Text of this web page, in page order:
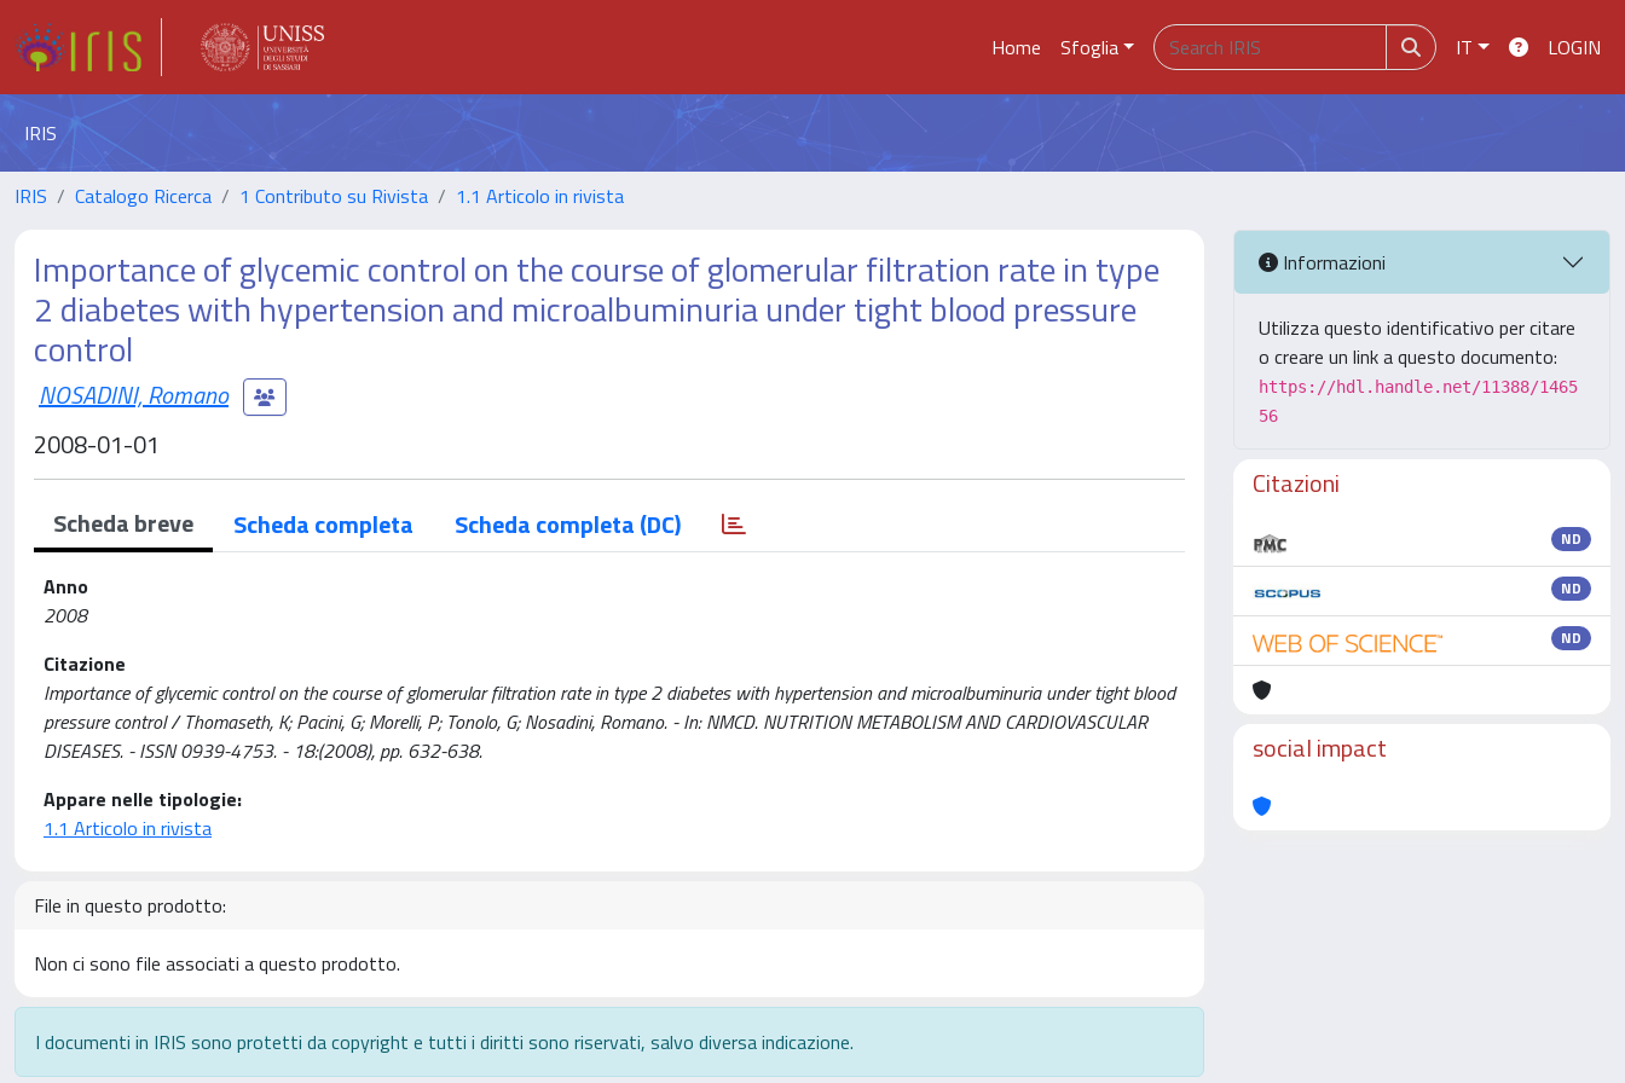
Home Sfoglia IT LOGIN
IRIS
IRIS Catalogo Ricerca 1 Contributo su Rivista 1.1 Articolo in rivista
Importance of glycemic control on the course of glomerular filtration rate in type
2 diabetes with hypertension and microalbuminuria under tight blood pressure
control
NOSADINI, Romano
2008-01-01
Scheda breve Scheda completa Scheda completa (DC)
Anno
2008
Citazione
Importance of glycemic control on the course of glomerular filtration rate in type 2 diabetes with hypertension and microalbuminuria under tight blood
pressure control / Thomaseth, K; Pacini, G; Morelli, P; Tonolo, G; Nosadini, Romano. - In: NMCD. NUTRITION METABOLISM AND CARDIOVASCULAR
DISEASES. - ISSN 0939-4753. - 18:(2008), pp. 632-638.
Appare nelle tipologie:
1.1 Articolo in rivista
File in questo prodotto:
Non ci sono file associati a questo prodotto.
I documenti in IRIS sono protetti da copyright e tutti i diritti sono riservati, salvo diversa indicazione.
Informazioni
Utilizza questo identificativo per citare
o creare un link a questo documento:
https://hdl.handle.net/11388/1465
56
Citazioni
ND
ND
ND
social impact